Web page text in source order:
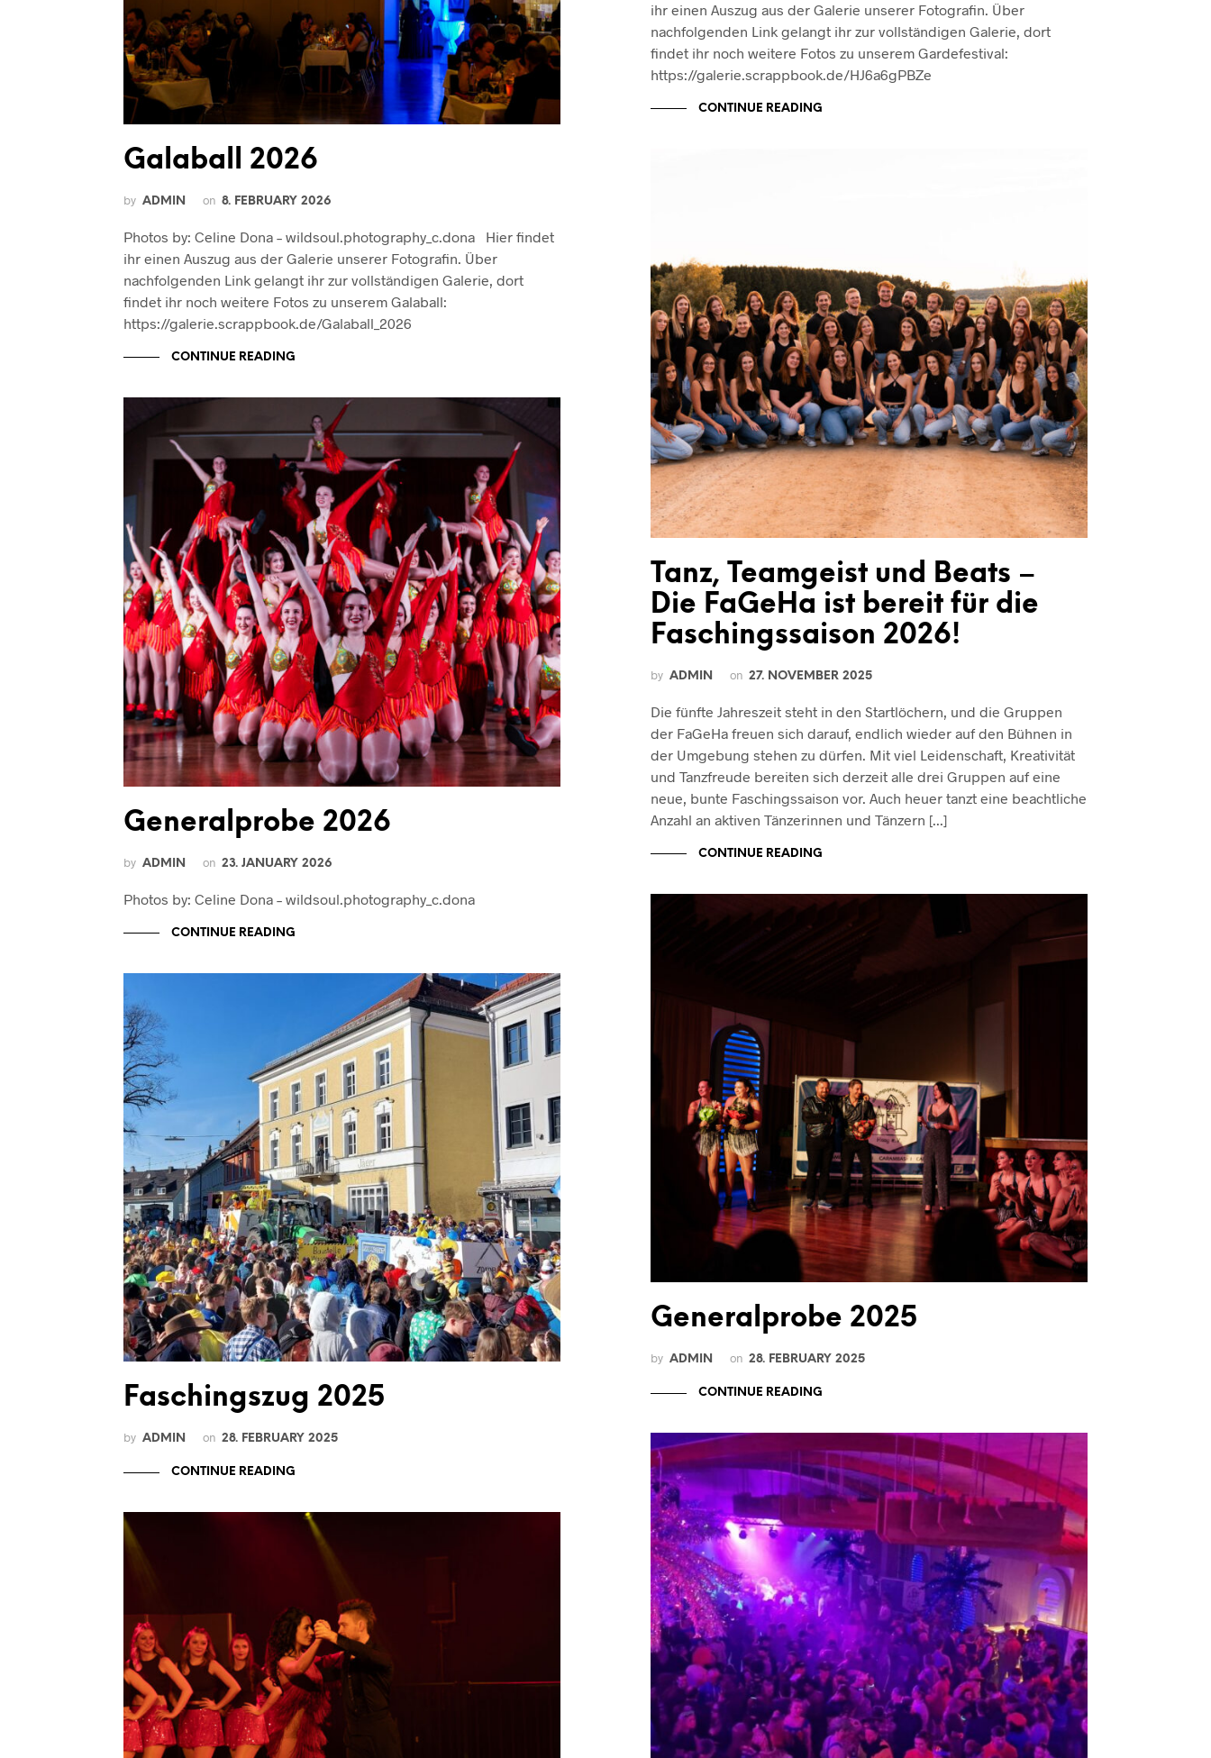
Galaball 2026
by ADMIN on 8. FEBRUARY 2026
Photos by: Celine Dona – wildsoul.photography_c.dona Hier findet
ihr einen Auszug aus der Galerie unserer Fotografin. Über
nachfolgenden Link gelangt ihr zur vollständigen Galerie, dort
findet ihr noch weitere Fotos zu unserem Galaball:
https://galerie.scrappbook.de/Galaball_2026
CONTINUE READING
Generalprobe 2026
by ADMIN on 23. JANUARY 2026
Photos by: Celine Dona – wildsoul.photography_c.dona
CONTINUE READING
Faschingszug 2025
by ADMIN on 28. FEBRUARY 2025
CONTINUE READING
ihr einen Auszug aus der Galerie unserer Fotografin. Über
nachfolgenden Link gelangt ihr zur vollständigen Galerie, dort
findet ihr noch weitere Fotos zu unserem Gardefestival:
https://galerie.scrappbook.de/HJ6a6gPBZe
CONTINUE READING
Tanz, Teamgeist und Beats –
Die FaGeHa ist bereit für die
Faschingssaison 2026!
by ADMIN on 27. NOVEMBER 2025
Die fünfte Jahreszeit steht in den Startlöchern, und die Gruppen
der FaGeHa freuen sich darauf, endlich wieder auf den Bühnen in
der Umgebung stehen zu dürfen. Mit viel Leidenschaft, Kreativität
und Tanzfreude bereiten sich derzeit alle drei Gruppen auf eine
neue, bunte Faschingssaison vor. Auch heuer tanzt eine beachtliche
Anzahl an aktiven Tänzerinnen und Tänzern [...]
CONTINUE READING
Generalprobe 2025
by ADMIN on 28. FEBRUARY 2025
CONTINUE READING